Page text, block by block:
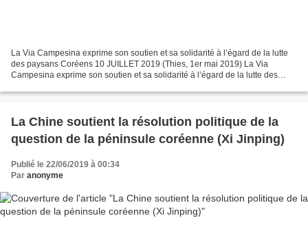
La Via Campesina exprime son soutien et sa solidarité à l’égard de la lutte
des paysans Coréens 10 JUILLET 2019 (Thies, 1er mai 2019) La Via
Campesina exprime son soutien et sa solidarité à l’égard de la lutte des
La Chine soutient la résolution politique de la
question de la péninsule coréenne (Xi Jinping)
Publié le 22/06/2019 à 00:34
Par anonyme